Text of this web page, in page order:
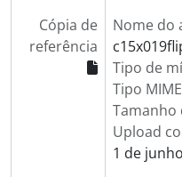
Cópia de
referência
Nome do
Tipo de
Tipo MIME
Tamanho
Upload
1 de